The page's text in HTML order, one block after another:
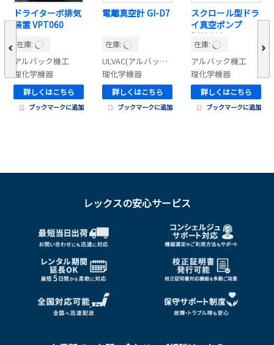
ドライターボ排気
装置 VPT060
在庫:
アルバック機工
理化学機器
詳しくはこちら
ブックマークに追加
電離真空計 GI-D7
在庫:
ULVAC(アルバック）
理化学機器
詳しくはこちら
ブックマークに追加
スクロール型ドラ
イ真空ポンプ
DISL101
在庫:
アルバック機工
理化学機器
詳しくはこちら
ブックマークに追加
レックスの安心サービス